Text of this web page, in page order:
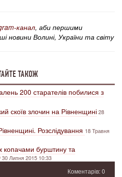
канал, аби першими
новини Волині, України та світу
ТАКОЖ
200 старателів побилися з
скоїв злочин на Рівненщині28
Розслідування 18 Травня
копачами бурштину та
30 Липня 2015 10:33
Коментарів: 0